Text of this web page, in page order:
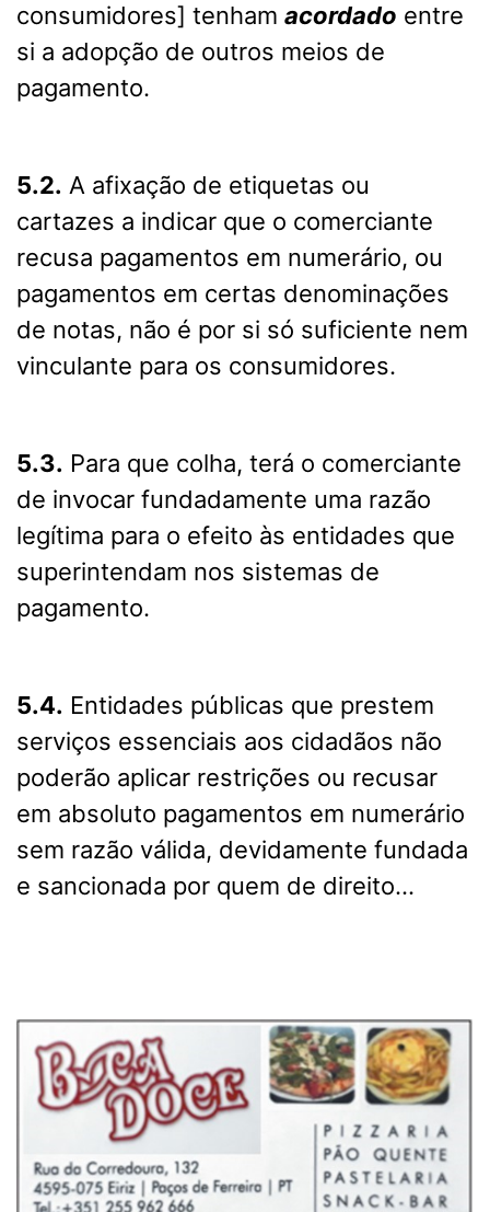
consumidores] tenham acordado entre
si a adopção de outros meios de
pagamento.
5.2. A afixação de etiquetas ou
cartazes a indicar que o comerciante
recusa pagamentos em numerário, ou
pagamentos em certas denominações
de notas, não é por si só suficiente nem
vinculante para os consumidores.
5.3. Para que colha, terá o comerciante
de invocar fundadamente uma razão
legítima para o efeito às entidades que
superintendam nos sistemas de
pagamento.
5.4. Entidades públicas que prestem
serviços essenciais aos cidadãos não
poderão aplicar restrições ou recusar
em absoluto pagamentos em numerário
sem razão válida, devidamente fundada
e sancionada por quem de direito…